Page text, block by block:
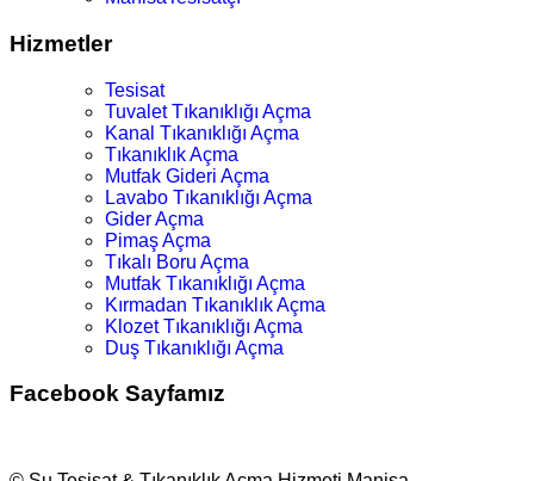
Hizmetler
Tesisat
Tuvalet Tıkanıklığı Açma
Kanal Tıkanıklığı Açma
Tıkanıklık Açma
Mutfak Gideri Açma
Lavabo Tıkanıklığı Açma
Gider Açma
Pimaş Açma
Tıkalı Boru Açma
Mutfak Tıkanıklığı Açma
Kırmadan Tıkanıklık Açma
Klozet Tıkanıklığı Açma
Duş Tıkanıklığı Açma
Facebook Sayfamız